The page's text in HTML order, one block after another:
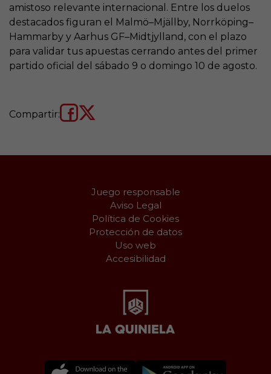
amistoso relevante internacional. Entre los duelos
destacados figuran el Malmö–Mjällby, Norrköping–
Hammarby y Aarhus GF–Midtjylland, con el plazo
para validar tus apuestas cerrando antes del primer
partido oficial del sábado 9 o domingo 10 de agosto.
Compartir:
Juego responsable
Aviso Legal
Política de Cookies
Protección de datos
Uso web
Accesibilidad